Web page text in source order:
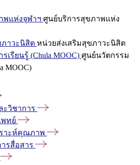
พแห่งจุฬาฯ ศูนย์บริการสุขภาพแห่ง
ภาวะนิสิต หน่วยส่งเสริมสุขภาวะนิสิต
เรียนรู้ (Chula MOOC) ศูนย์นวัตกรรม
MOOC)
ะวิชาการ
พทย์
ราะห์คุณภาพ
รสื่อสาร